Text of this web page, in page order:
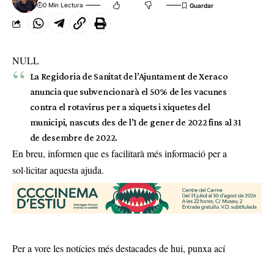
0 Min Lectura
NULL
La Regidoria de Sanitat de l’Ajuntament de Xeraco
anuncia que subvencionarà el 50% de les vacunes
contra el rotavirus per a xiquets i xiquetes del
municipi, nascuts des de l’1 de gener de 2022 fins al 31
de desembre de 2022.
En breu, informen que es facilitarà més informació per a
sol·licitar aquesta ajuda.
Per a vore les notícies més destacades de hui, punxa ací